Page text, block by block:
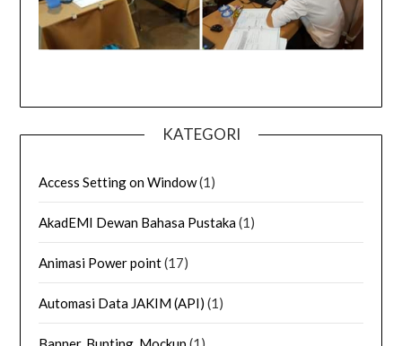
KATEGORI
Access Setting on Window(1)
AkadEMI Dewan Bahasa Pustaka(1)
Animasi Power point(17)
Automasi Data JAKIM (API) (1)